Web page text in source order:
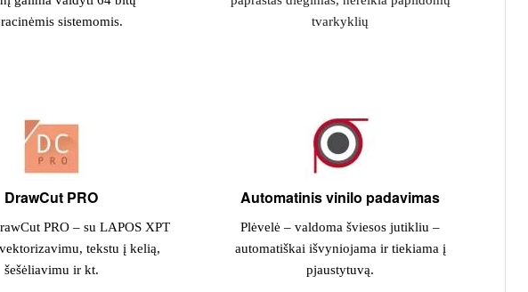
sistemomis.
tvarkyklių
DrawCut PRO
PRO – su LAPOS XPT
tekstu į kelią,
šešėliavimu ir kt.
Automatinis vinilo padavimas
Plėvelė – valdoma šviesos jutikliu –
automatiškai išvyniojama ir tiekiama į
pjaustytuvą.